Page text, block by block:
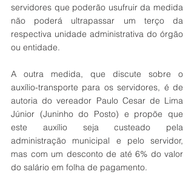
servidores que poderão usufruir da medida
não poderá ultrapassar um terço da
respectiva unidade administrativa do órgão
ou entidade.
A outra medida, que discute sobre o
auxílio-transporte para os servidores, é de
autoria do vereador Paulo Cesar de Lima
Júnior (Juninho do Posto) e propõe que
este auxílio seja custeado pela
administração municipal e pelo servidor,
mas com um desconto de até 6% do valor
do salário em folha de pagamento.